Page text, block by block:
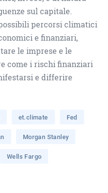
sul capitale.
percorsi climatici
e finanziari,
le imprese e le
come i rischi finanziari
e differire
et.climate Fed
Morgan Stanley
Wells Fargo